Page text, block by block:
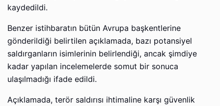
kaydedildi.
Benzer istihbaratın bütün Avrupa başkentlerine
gönderildiği belirtilen açıklamada, bazı potansiyel
saldırganların isimlerinin belirlendiği, ancak şimdiye
kadar yapılan incelemelerde somut bir sonuca
ulaşılmadığı ifade edildi.
Açıklamada, terör saldırısı ihtimaline karşı güvenlik